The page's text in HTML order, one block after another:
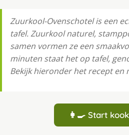
Zuurkool-Ovenschotel is een
tafel. Zuurkool naturel,
samen vormen ze een
minuten staat het op tafel,
Bekijk hieronder het recept en
👩‍🍳 Start